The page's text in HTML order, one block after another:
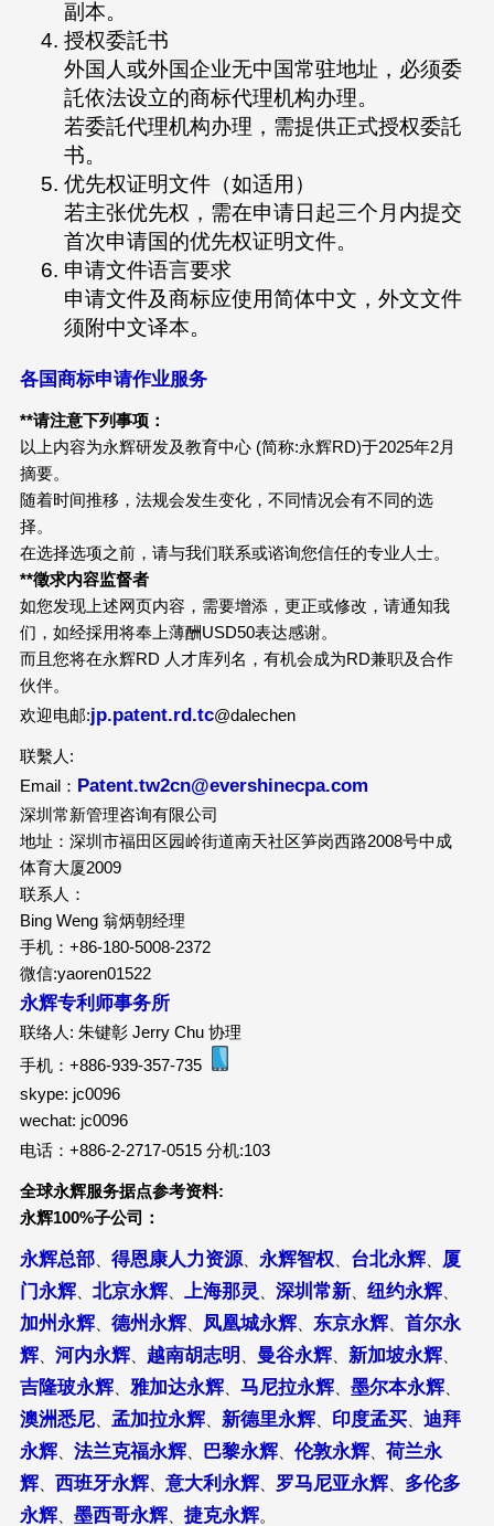
副本。
授权委託书
外国人或外国企业无中国常驻地址，必须委
託依法设立的商标代理机构办理。
若委託代理机构办理，需提供正式授权委託
书。
优先权证明文件（如适用）
若主张优先权，需在申请日起三个月内提交
首次申请国的优先权证明文件。
申请文件语言要求
申请文件及商标应使用简体中文，外文文件
须附中文译本。
各国商标申请作业服务
**请注意下列事项：
以上内容为永辉研发及教育中心 (简称:永辉RD)于2025年2月
摘要。
随着时间推移，法规会发生变化，不同情况会有不同的选
择。
在选择选项之前，请与我们联系或谘询您信任的专业人士。
**徵求内容监督者
如您发现上述网页内容，需要增添，更正或修改，请通知我
们，如经採用将奉上薄酬USD50表达感谢。
而且您将在永辉RD 人才库列名，有机会成为RD兼职及合作
伙伴。
欢迎电邮:jp.patent.rd.tc@dalechen
联繫人:
Email： Patent.tw2cn@evershinecpa.com
深圳常新管理咨询有限公司
地址：深圳市福田区园岭街道南天社区笋岗西路2008号中成
体育大厦2009
联系人：
Bing Weng 翁炳朝经理
手机：+86-180-5008-2372
微信:yaoren01522
永辉专利师事务所
联络人: 朱键彰 Jerry Chu 协理
手机：+886-939-357-735
skype: jc0096
wechat: jc0096
电话：+886-2-2717-0515 分机:103
全球永辉服务据点参考资料:
永辉100%子公司：
永辉总部、 得恩康人力资源、 永辉智权 台北永辉、
厦
门永辉、 北京永辉、 上海那灵 深圳常新、 纽约永辉、
加州永辉、 德州永辉、 凤凰城永辉、 东京永辉、 首尔永
辉、 河内永辉、 越南胡志明 曼谷永辉、 新加坡永辉、
吉隆玻永辉、 雅加达永辉、 马尼拉永辉、 墨尔本永辉、
澳洲悉尼、 孟加拉永辉、 新德里永辉、 印度孟买、 迪拜
永辉、 法兰克福永辉、 巴黎永辉、 伦敦永辉、 荷兰永
辉、 西班牙永辉、 意大利永辉、 罗马尼亚永辉、 多伦多
永辉、 墨西哥永辉、 捷克永辉。